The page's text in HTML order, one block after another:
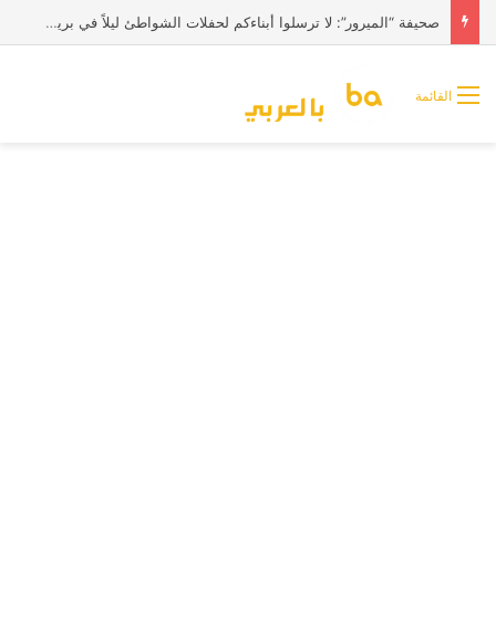
صحيفة “الميرور”: لا ترسلوا أبناءكم لحفلات الشواطئ ليلاً في بريطانيا
القائمة